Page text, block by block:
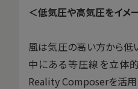
＜低気圧や高気圧をイメ
風は気圧の高い方から低
中にある等圧線を立体
Reality Composerを活用